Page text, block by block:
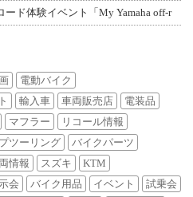
ード体験イベント「My Yamaha off-r
電動バイク
輸入車 車両販売店
電装品
マフラー
リコール情報
ツーリング
バイクパーツ
情報 スズキ
KTM
会 バイク用品 イベント
試乗会